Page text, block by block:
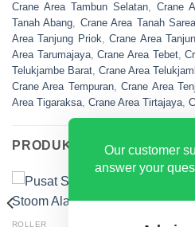
Crane Area Tambun Selatan, Crane
Tanah Abang, Crane Area Tanah
Area Tanjung Priok,Crane Area
Area Tarumajaya,Crane Area Tebet,
Telukjambe Barat, Crane Area
Crane Area Tempuran,Crane Area
Area Tigaraksa, Crane Area Tirtajaya,
PRODUK TERKAIT
ROLLER
Our customer
answer your